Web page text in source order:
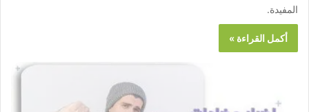
المفيدة.
أكمل القراءة »